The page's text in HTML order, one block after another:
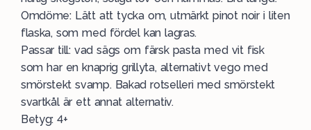
Omdöme: Lätt att tycka om, utmärkt pinot noir i liten
flaska, som med fördel kan lagras.
Passar till: vad sägs om färsk pasta med vit fisk
som har en knaprig grillyta, alternativt vego med
smörstekt svamp.Bakad rotselleri med smörstekt
svartkålär ett annat alternativ.
Betyg: 4+